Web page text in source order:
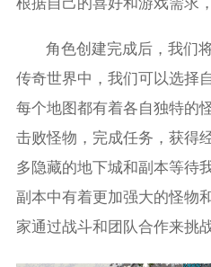
根据自己的喜好和游戏需求
角色创建完成后，我们
传奇世界中，我们可以选择
每个地图都有着各自独特的
击败怪物，完成任务，获得
多隐藏的地下城和副本等待
副本中有着更加强大的怪物
家通过战斗和团队合作来挑战